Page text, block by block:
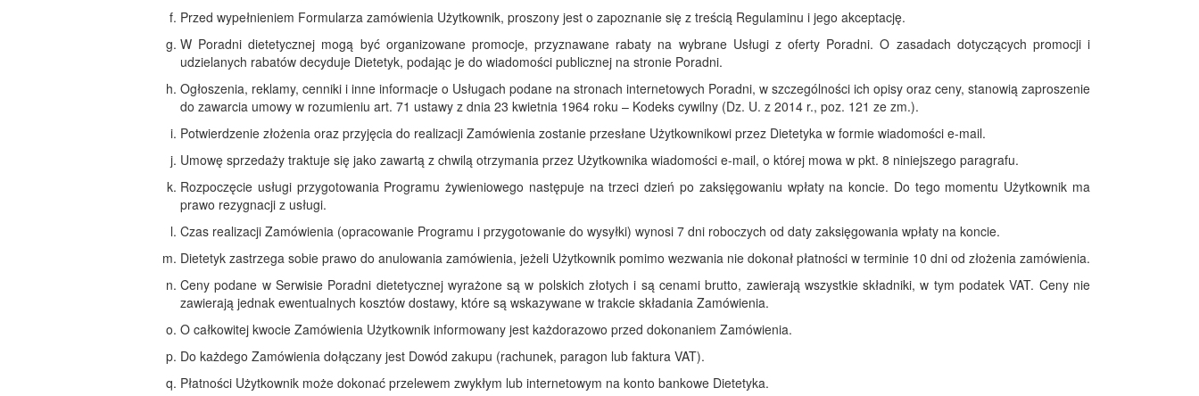
Przed wypełnieniem Formularza zamówienia Użytkownik, proszony jest o zapoznanie się z treścią Regulaminu i jego akceptację.
W Poradni dietetycznej mogą być organizowane promocje, przyznawane rabaty na wybrane Usługi z oferty Poradni. O zasadach dotyczących promocji i
udzielanych rabatów decyduje Dietetyk, podając je do wiadomości publicznej na stronie Poradni.
Ogłoszenia, reklamy, cenniki i inne informacje o Usługach podane na stronach internetowych Poradni, w szczególności ich opisy oraz ceny, stanowią zaproszenie
do zawarcia umowy w rozumieniu art. 71 ustawy z dnia 23 kwietnia 1964 roku – Kodeks cywilny (Dz. U. z 2014 r., poz. 121 ze zm.).
Potwierdzenie złożenia oraz przyjęcia do realizacji Zamówienia zostanie przesłane Użytkownikowi przez Dietetyka w formie wiadomości e-mail.
Umowę sprzedaży traktuje się jako zawartą z chwilą otrzymania przez Użytkownika wiadomości e-mail, o której mowa w pkt. 8 niniejszego paragrafu.
Rozpoczęcie usługi przygotowania Programu żywieniowego następuje na trzeci dzień po zaksięgowaniu wpłaty na koncie. Do tego momentu Użytkownik ma
prawo rezygnacji z usługi.
Czas realizacji Zamówienia (opracowanie Programu i przygotowanie do wysyłki) wynosi 7 dni roboczych od daty zaksięgowania wpłaty na koncie.
Dietetyk zastrzega sobie prawo do anulowania zamówienia, jeżeli Użytkownik pomimo wezwania nie dokonał płatności w terminie 10 dni od złożenia zamówienia.
Ceny podane w Serwisie Poradni dietetycznej wyrażone są w polskich złotych i są cenami brutto, zawierają wszystkie składniki, w tym podatek VAT. Ceny nie
zawierają jednak ewentualnych kosztów dostawy, które są wskazywane w trakcie składania Zamówienia.
O całkowitej kwocie Zamówienia Użytkownik informowany jest każdorazowo przed dokonaniem Zamówienia.
Do każdego Zamówienia dołączany jest Dowód zakupu (rachunek, paragon lub faktura VAT).
Płatności Użytkownik może dokonać przelewem zwykłym lub internetowym na konto bankowe Dietetyka.